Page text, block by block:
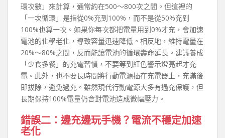
環次數」來計算，通常約在500～800次之間。但這裡的
「一次循環」是指從0%充到100%，而不是從50%充到
100%也算一次。如果你每次都把電量用到0%才充，會加速
電池的化學老化，導致容量迅速降低。相反地，維持電量在
20%～80%之間，反而能讓電池的循環壽命延長。建議養成
「少食多餐」的充電習慣，不要等到紅色警示燈亮起才充
電。此外，也不要長時間將行動電源插在充電器上，充滿後
即拔除，避免過充。雖然現代行動電源大多有過充保護，但
長期保持100%電量仍會對電池造成微幅壓力。
錯誤二：邊充邊玩手機？電流不穩定加速
老化